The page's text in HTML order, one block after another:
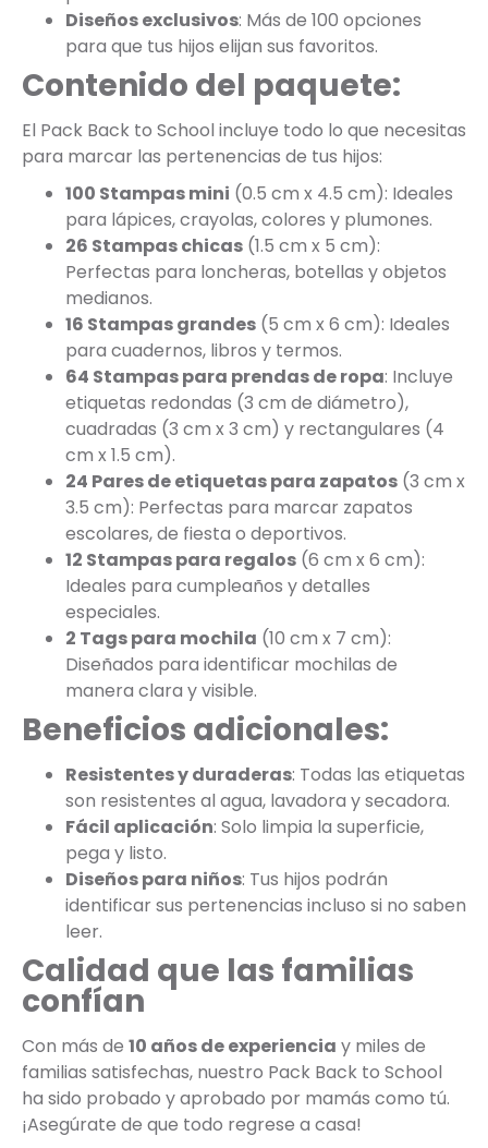
Diseños exclusivos: Más de 100 opciones
para que tus hijos elijan sus favoritos.
Contenido del paquete:
El Pack Back to School incluye todo lo que necesitas
para marcar las pertenencias de tus hijos:
100 Stampas mini (0.5 cm x 4.5 cm): Ideales
para lápices, crayolas, colores y plumones.
26 Stampas chicas (1.5 cm x 5 cm):
Perfectas para loncheras, botellas y objetos
medianos.
16 Stampas grandes (5 cm x 6 cm): Ideales
para cuadernos, libros y termos.
64 Stampas para prendas de ropa: Incluye
etiquetas redondas (3 cm de diámetro),
cuadradas (3 cm x 3 cm) y rectangulares (4
cm x 1.5 cm).
24 Pares de etiquetas para zapatos (3 cm x
3.5 cm): Perfectas para marcar zapatos
escolares, de fiesta o deportivos.
12 Stampas para regalos (6 cm x 6 cm):
Ideales para cumpleaños y detalles
especiales.
2 Tags para mochila (10 cm x 7 cm):
Diseñados para identificar mochilas de
manera clara y visible.
Beneficios adicionales:
Resistentes y duraderas: Todas las etiquetas
son resistentes al agua, lavadora y secadora.
Fácil aplicación: Solo limpia la superficie,
pega y listo.
Diseños para niños: Tus hijos podrán
identificar sus pertenencias incluso si no saben
leer.
Calidad que las familias
confían
Con más de 10 años de experiencia y miles de
familias satisfechas, nuestro Pack Back to School
ha sido probado y aprobado por mamás como tú.
¡Asegúrate de que todo regrese a casa!